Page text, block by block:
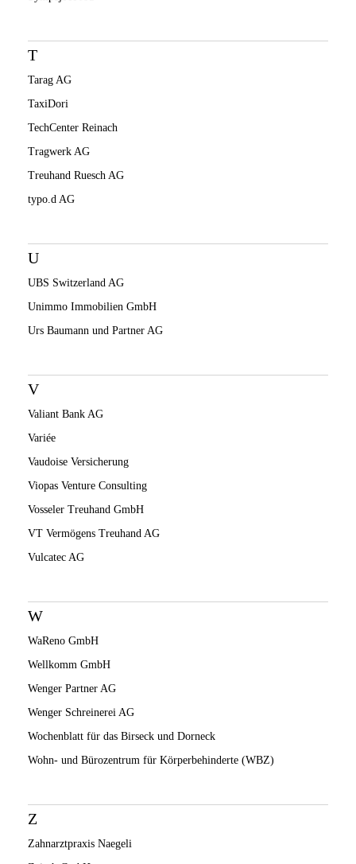
T
Tarag AG
TaxiDori
TechCenter Reinach
Tragwerk AG
Treuhand Ruesch AG
typo.d AG
U
UBS Switzerland AG
Unimmo Immobilien GmbH
Urs Baumann und Partner AG
V
Valiant Bank AG
Variée
Vaudoise Versicherung
Viopas Venture Consulting
Vosseler Treuhand GmbH
VT Vermögens Treuhand AG
Vulcatec AG
W
WaReno GmbH
Wellkomm GmbH
Wenger Partner AG
Wenger Schreinerei AG
Wochenblatt für das Birseck und Dorneck
Wohn- und Bürozentrum für Körperbehinderte (WBZ)
Z
Zahnarztpraxis Naegeli